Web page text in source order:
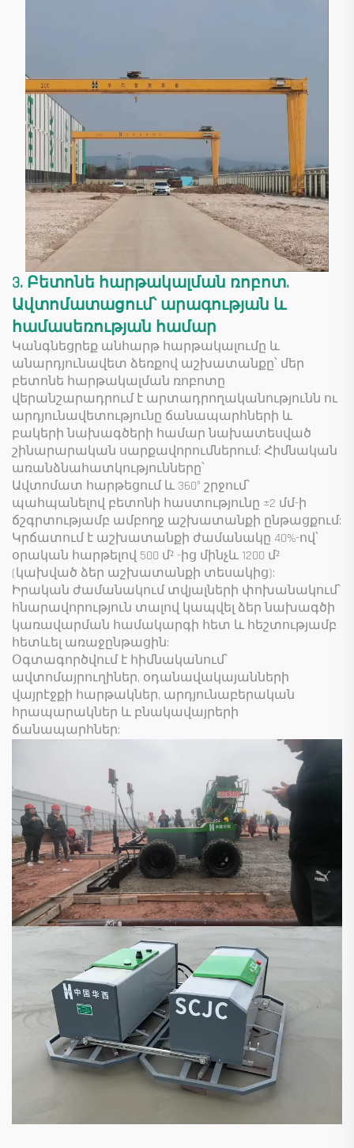
3. Բետոնե հարթակալման ռոբոտ.
Ավտոմատացում՝ արագության և
համասեռության համար
Կանգնեցրեք անհարթ հարթակալումը և
անարդյունավետ ձեռքով աշխատանքը՝ մեր
բետոնե հարթակալման ռոբոտը
վերանշարադրում է արտադրողականությունն ու
արդյունավետությունը ճանապարհների և
բակերի նախագծերի համար նախատեսված
շինարարական սարքավորումներում: Հիմնական
առանձնահատկությունները՝
Ավտոմատ հարթեցում և 360° շրջում՝
պահպանելով բետոնի հաստությունը ±2 մմ-ի
ճշգրտությամբ ամբողջ աշխատանքի ընթացքում:
Կրճատում է աշխատանքի ժամանակը 40%-ով՝
օրական հարթելով 500 մ² -ից մինչև 1200 մ²
(կախված ձեր աշխատանքի տեսակից):
Իրական ժամանակում տվյալների փոխանակում՝
հնարավորություն տալով կապվել ձեր նախագծի
կառավարման համակարգի հետ և հեշտությամբ
հետևել առաջընթացին:
Օգտագործվում է հիմնականում՝
ավտոմայրուղիներ, օդանավակայանների
վայրէջքի հարթակներ, արդյունաբերական
հրապարակներ և բնակավայրերի
ճանապարհներ: